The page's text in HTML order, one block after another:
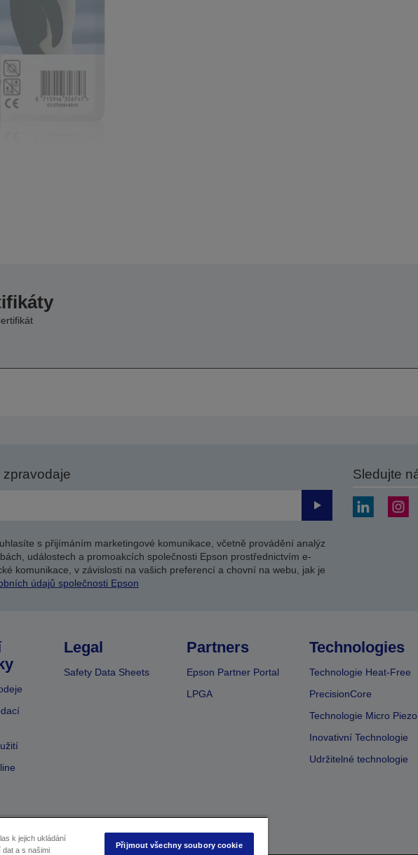
Odeslat
s přijímáním marketingové komunikace, včetně provádění analýz
událostech a promoakcích společnosti Epson prostřednictvím e-
komunikace, v závislosti na vašich preferencí a chovní na webu, jak je
údajů společnosti Epson
Sledujte
Legal
Safety Data Sheets
Partners
Epson Partner Portal
LPGA
Technologies
Technologie Heat-Free
PrecisionCore
Technologie Micro Piezo
Inovativní Technologie
Udržitelné technologie
k jejich ukládání
a s našimi
Přijmout všechny soubory cookie